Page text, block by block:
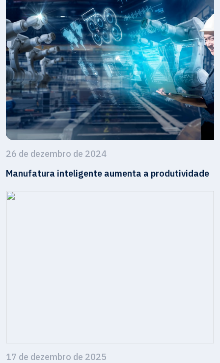
26 de dezembro de 2024
Manufatura inteligente aumenta a produtividade
17 de dezembro de 2025